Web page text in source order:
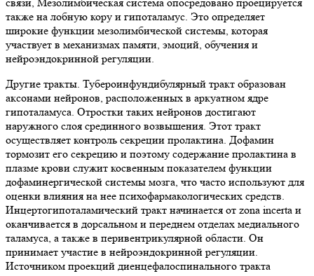
также на лобную кору и гипоталамус. Это определяет
широкие функции мезолимбической системы, которая
участвует в механизмах памяти, эмоций, обучения и
нейроэндокринной регуляции.
Другие тракты. Тубероинфундибулярный тракт образован
аксонами нейронов, расположенных в аркуатном ядре
гипоталамуса. Отростки таких нейронов достигают
наружного слоя срединного возвышения. Этот тракт
осуществляет контроль секреции пролактина. Дофамин
тормозит его секрецию и поэтому содержание пролактина в
плазме крови служит косвенным показателем функции
дофаминергической системы мозга, что часто используют для
оценки влияния на нее психофармакологических средств.
Инцертогипоталамический тракт начинается от zona incerta и
оканчивается в дорсальном и переднем отделах медиального
таламуса, а также в перивентрикулярной области. Он
принимает участие в нейроэндокринной регуляции.
Источником проекций диенцефалоспинального тракта